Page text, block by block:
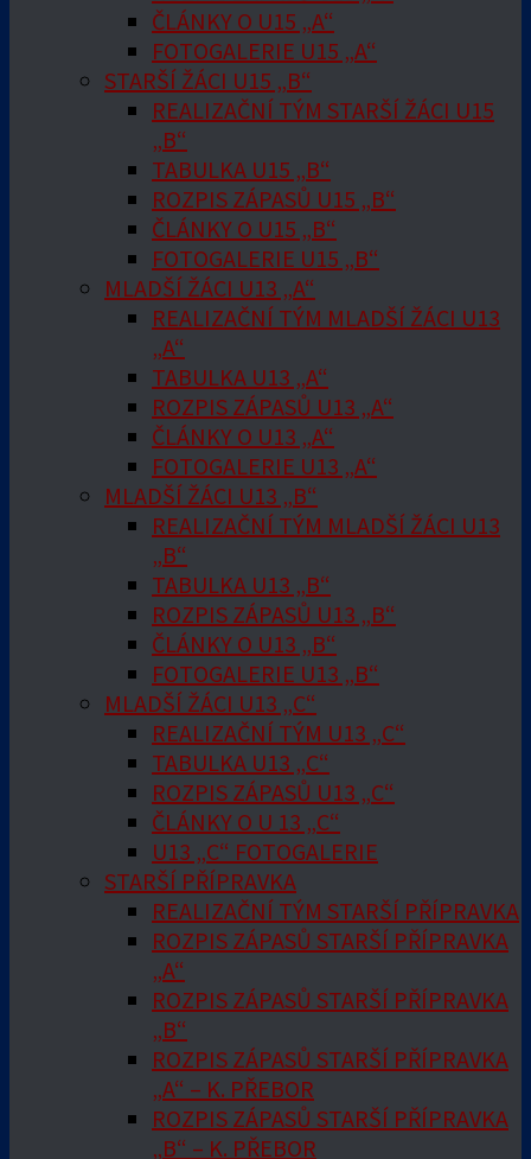
ČLÁNKY O U15 „A“
FOTOGALERIE U15 „A“
STARŠÍ ŽÁCI U15 „B“
REALIZAČNÍ TÝM STARŠÍ ŽÁCI U15
„B“
TABULKA U15 „B“
ROZPIS ZÁPASŮ U15 „B“
ČLÁNKY O U15 „B“
FOTOGALERIE U15 „B“
MLADŠÍ ŽÁCI U13 „A“
REALIZAČNÍ TÝM MLADŠÍ ŽÁCI U13
„A“
TABULKA U13 „A“
ROZPIS ZÁPASŮ U13 „A“
ČLÁNKY O U13 „A“
FOTOGALERIE U13 „A“
MLADŠÍ ŽÁCI U13 „B“
REALIZAČNÍ TÝM MLADŠÍ ŽÁCI U13
„B“
TABULKA U13 „B“
ROZPIS ZÁPASŮ U13 „B“
ČLÁNKY O U13 „B“
FOTOGALERIE U13 „B“
MLADŠÍ ŽÁCI U13 „C“
REALIZAČNÍ TÝM U13 „C“
TABULKA U13 „C“
ROZPIS ZÁPASŮ U13 „C“
ČLÁNKY O U 13 „C“
U13 „C“ FOTOGALERIE
STARŠÍ PŘÍPRAVKA
REALIZAČNÍ TÝM STARŠÍ PŘÍPRAVKA
ROZPIS ZÁPASŮ STARŠÍ PŘÍPRAVKA
„A“
ROZPIS ZÁPASŮ STARŠÍ PŘÍPRAVKA
„B“
ROZPIS ZÁPASŮ STARŠÍ PŘÍPRAVKA
„A“ – K. PŘEBOR
ROZPIS ZÁPASŮ STARŠÍ PŘÍPRAVKA
„B“ – K. PŘEBOR